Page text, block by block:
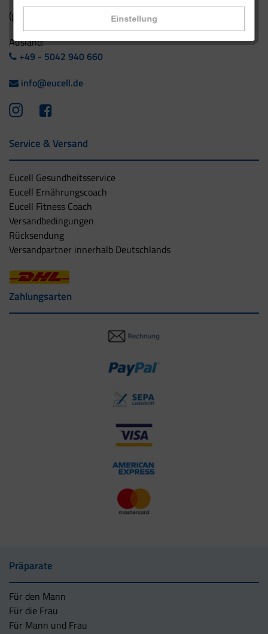
Einstellung
(gebührenfrei aus Deutschland)
Ausland:
+49 - 5042 940 660
info@eucell.de
Service & Versand
Eucell Gesundheitsservice
Eucell Ernährungscoach
Eucell Fitness Coach
Versandbedingungen
Rücksendung
Versandpartner innerhalb Deutschlands
Zahlungsarten
Präparate
Für den Mann
Für die Frau
Für Mann und Frau